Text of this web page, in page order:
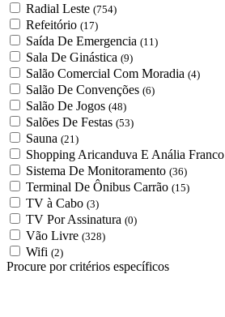
Radial Leste (754)
Refeitório (17)
Saída De Emergencia (11)
Sala De Ginástica (9)
Salão Comercial Com Moradia (4)
Salão De Convenções (6)
Salão De Jogos (48)
Salões De Festas (53)
Sauna (21)
Shopping Aricanduva E Anália Franco
Sistema De Monitoramento (36)
Terminal De Ônibus Carrão (15)
TV à Cabo (3)
TV Por Assinatura (0)
Vão Livre (328)
Wifi (2)
Procure por critérios específicos